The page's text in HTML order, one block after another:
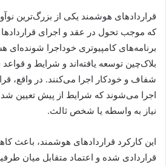
قراردادهای هوشمند یکی از بزرگ‌ترین
که موجب تحول در عقد و اجرای قراردادها
برنامه‌های کامپیوتری خوداجرا شونده‌ای
بلاک‌چین توسعه یافته‌اند و شرایط و
شفاف و خودکار اجرا می‌کنند. در واقع،
اجرا می‌شوند که شرایط از پیش تعیین
نیاز به واسطه یا شخص ثالث.
این کارکرد قراردادهای هوشمند، باعث
قراردادی شده و اعتماد متقابل میان